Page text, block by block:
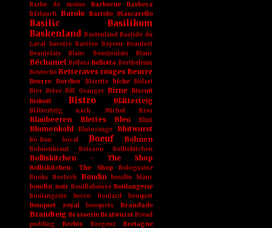
Barbe de moine
Barbecue Barbera
Bärlauch Barolo Bartolo Mascarello
Basilic
Basilikum
Baskenland Baslenland Bastide du
Laval
bavette Bavière Bayern Beaufort
Beaujolais Blanc
Beaujoulais Blanc
Béchamel Bellota Bellotta Berthelemy
Bestecke Betteraves rouges Beurre
Beurre Bordier Biarritz biche
Bidart
Bier Bière Bill Granger Birne
Biscuit
Biskuit
Bistro Blätterteig
Blätterteig nach Michel Bras
Blaubeeren Blettes Bleu Blini
Blumenkohl Blutorange Blutwurst
Bo-Bun bocal Boeuf Bohnen
Bohnenkraut Boisson Bolliskitchen
Bolliskitchen - The Shop
Bolliskitchen- The Shop
Bolognaise
Books
Bortsch Boudin boudin blanc
boudin noir Bouillabaisse Boulangerie
Boulangerie Secco Boulard bouquet
Bouquet royal bouquets Brandade
Brandteig Brasserie Bratwurst Bread
pudding
Brebis Bregenz Bretagne